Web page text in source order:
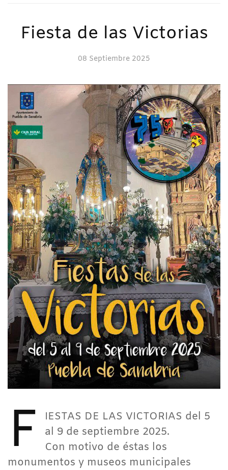
Fiesta de las Victorias
08 Septiembre 2025
F
IESTAS DE LAS VICTORIAS del 5
al 9 de septiembre 2025.
Con motivo de éstas los
monumentos y museos municipales